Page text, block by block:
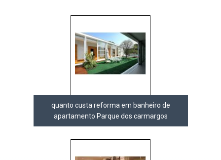
quanto custa reforma em banheiro de
apartamento Parque dos carmargos